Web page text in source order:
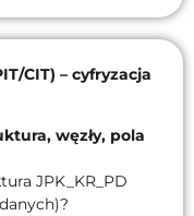
CIT) – cyfryzacja
węzły, pola
JPK_KR_PD